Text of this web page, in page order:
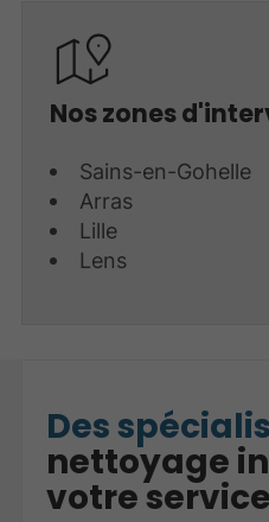
Nos zones
Sains-en-Gohelle
Arras
Lille
Lens
Des
nettoyage
votre